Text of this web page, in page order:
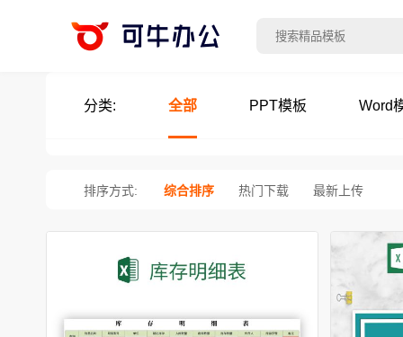
分类: 全部 PPT模板 Word
排序方式: 综合排序 热门下载 最新上传